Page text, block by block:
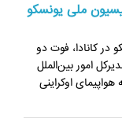
ملی یونسکو
در کانادا، فوت دو
امور بین‌الملل
اوکراینی